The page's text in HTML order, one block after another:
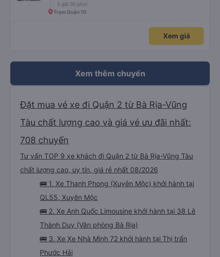
3 giờ 30 phút
Trạm Quận 10
Xem giá
Xem thêm chuyến
Đặt mua vé xe đi Quận 2 từ Bà Rịa-Vũng
Tàu chất lượng cao và giá vé ưu đãi nhất:
708 chuyến
Tư vấn TOP 9 xe khách đi Quận 2 từ Bà Rịa-Vũng Tàu
chất lượng cao, uy tín, giá rẻ nhất 08/2026
🚌 1. Xe Thanh Phong (Xuyên Mộc) khởi hành tại
QL55, Xuyên Mộc
🚌 2. Xe Anh Quốc Limousine khởi hành tại 38 Lê
Thành Duy (Văn phòng Bà Rịa)
🚌 3. Xe Xe Nhà Mình 72 khởi hành tại Thị trấn
Phước Hải